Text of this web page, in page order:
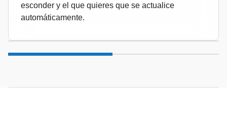
esconder y el que quieres que se actualice
automáticamente.